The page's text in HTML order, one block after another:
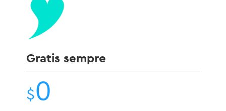
Gratis sempre
$0